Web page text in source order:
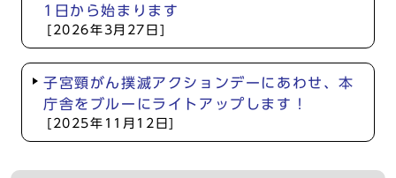
1日から始まります
[2026年3月27日]
子宮頸がん撲滅アクションデーにあわせ、本
庁舎をブルーにライトアップします！
[2025年11月12日]